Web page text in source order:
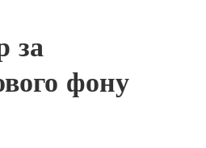
за
фону